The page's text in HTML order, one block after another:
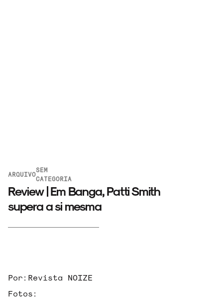
ARQUIVO
SEM
CATEGORIA
Review | Em Banga, Patti Smith
supera a si mesma
Por: Revista NOIZE
Fotos: